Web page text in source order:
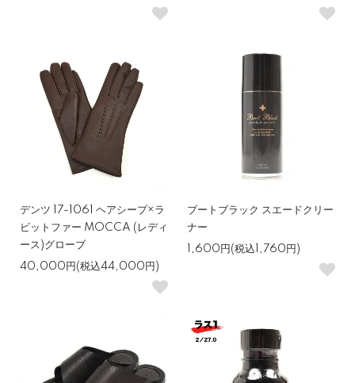
デンツ 17-1061 ヘアシープ×ラ
ビットファー MOCCA (レディ
ース)グローブ
40,000円(税込44,000円)
ブートブラック スエードクリー
ナー
1,600円(税込1,760円)